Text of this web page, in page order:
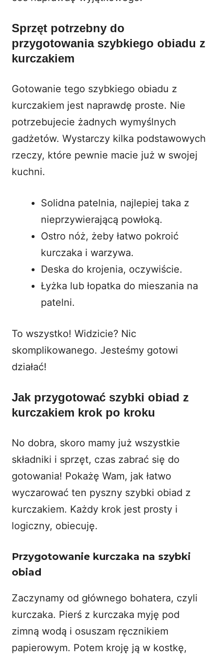
Sprzęt potrzebny do
przygotowania szybkiego obiadu z
kurczakiem
Gotowanie tego szybkiego obiadu z
kurczakiem jest naprawdę proste. Nie
potrzebujecie żadnych wymyślnych
gadżetów. Wystarczy kilka podstawowych
rzeczy, które pewnie macie już w swojej
kuchni.
Solidna patelnia, najlepiej taka z
nieprzywierającą powłoką.
Ostro nóż, żeby łatwo pokroić
kurczaka i warzywa.
Deska do krojenia, oczywiście.
Łyżka lub łopatka do mieszania na
patelni.
To wszystko! Widzicie? Nic
skomplikowanego. Jesteśmy gotowi
działać!
Jak przygotować szybki obiad z
kurczakiem krok po kroku
No dobra, skoro mamy już wszystkie
składniki i sprzęt, czas zabrać się do
gotowania! Pokażę Wam, jak łatwo
wyczarować ten pyszny szybki obiad z
kurczakiem. Każdy krok jest prosty i
logiczny, obiecuję.
Przygotowanie kurczaka na szybki
obiad
Zaczynamy od głównego bohatera, czyli
kurczaka. Pierś z kurczaka myję pod
zimną wodą i osuszam ręcznikiem
papierowym. Potem kroję ją w kostkę,